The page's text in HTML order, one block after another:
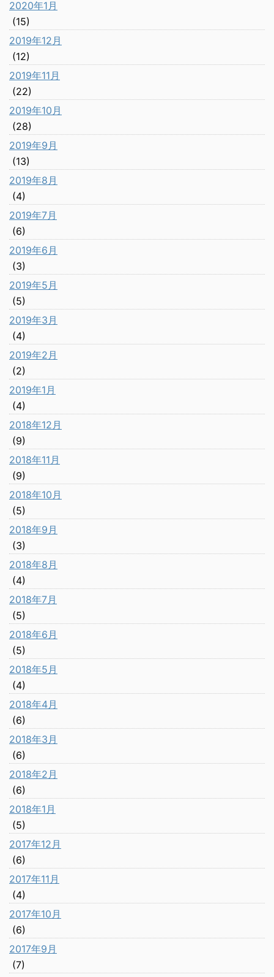
2020年1月
(15)
2019年12月
(12)
2019年11月
(22)
2019年10月
(28)
2019年9月
(13)
2019年8月
(4)
2019年7月
(6)
2019年6月
(3)
2019年5月
(5)
2019年3月
(4)
2019年2月
(2)
2019年1月
(4)
2018年12月
(9)
2018年11月
(9)
2018年10月
(5)
2018年9月
(3)
2018年8月
(4)
2018年7月
(5)
2018年6月
(5)
2018年5月
(4)
2018年4月
(6)
2018年3月
(6)
2018年2月
(6)
2018年1月
(5)
2017年12月
(6)
2017年11月
(4)
2017年10月
(6)
2017年9月
(7)